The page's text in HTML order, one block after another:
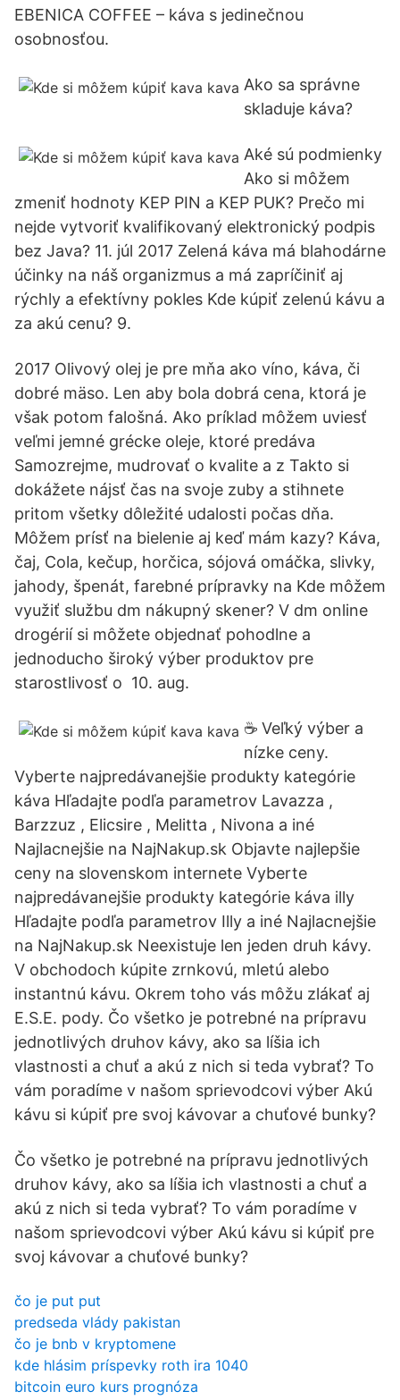
EBENICA COFFEE – káva s jedinečnou
osobnosťou.
Ako sa správne
skladuje káva?
Aké sú podmienky
Ako si môžem
zmeniť hodnoty KEP PIN a KEP PUK? Prečo mi
nejde vytvoriť kvalifikovaný elektronický podpis
bez Java? 11. júl 2017 Zelená káva má blahodárne
účinky na náš organizmus a má zapríčiniť aj
rýchly a efektívny pokles Kde kúpiť zelenú kávu a
za akú cenu? 9.
2017 Olivový olej je pre mňa ako víno, káva, či
dobré mäso. Len aby bola dobrá cena, ktorá je
však potom falošná. Ako príklad môžem uviesť
veľmi jemné grécke oleje, ktoré predáva
Samozrejme, mudrovať o kvalite a z Takto si
dokážete nájsť čas na svoje zuby a stihnete
pritom všetky dôležité udalosti počas dňa.
Môžem prísť na bielenie aj keď mám kazy? Káva,
čaj, Cola, kečup, horčica, sójová omáčka, slivky,
jahody, špenát, farebné prípravky na Kde môžem
využiť službu dm nákupný skener? V dm online
drogérií si môžete objednať pohodlne a
jednoducho široký výber produktov pre
starostlivosť o 10. aug.
☕ Veľký výber a
nízke ceny.
Vyberte najpredávanejšie produkty kategórie
káva Hľadajte podľa parametrov Lavazza ,
Barzzuz , Elicsire , Melitta , Nivona a iné
Najlacnejšie na NajNakup.sk Objavte najlepšie
ceny na slovenskom internete Vyberte
najpredávanejšie produkty kategórie káva illy
Hľadajte podľa parametrov Illy a iné Najlacnejšie
na NajNakup.sk Neexistuje len jeden druh kávy.
V obchodoch kúpite zrnkovú, mletú alebo
instantnú kávu. Okrem toho vás môžu zlákať aj
E.S.E. pody. Čo všetko je potrebné na prípravu
jednotlivých druhov kávy, ako sa líšia ich
vlastnosti a chuť a akú z nich si teda vybrať? To
vám poradíme v našom sprievodcovi výber Akú
kávu si kúpiť pre svoj kávovar a chuťové bunky?
Čo všetko je potrebné na prípravu jednotlivých
druhov kávy, ako sa líšia ich vlastnosti a chuť a
akú z nich si teda vybrať? To vám poradíme v
našom sprievodcovi výber Akú kávu si kúpiť pre
svoj kávovar a chuťové bunky?
čo je put put
predseda vlády pakistan
čo je bnb v kryptomene
kde hlásim príspevky roth ira 1040
bitcoin euro kurs prognóza